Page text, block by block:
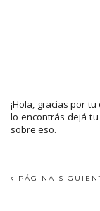
¡Hola, gracias por
lo encontrás dejá
sobre eso.
PÁGINA